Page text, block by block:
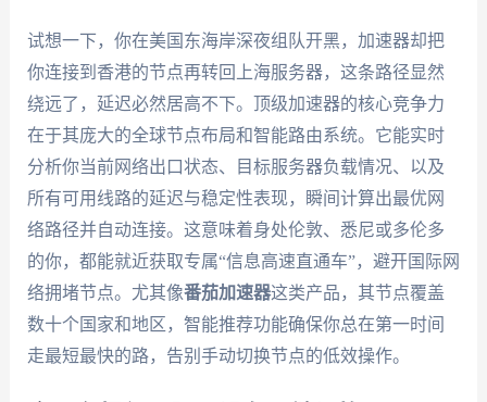
试想一下，你在美国东海岸深夜组队开黑，加速器却把
你连接到香港的节点再转回上海服务器，这条路径显然
绕远了，延迟必然居高不下。顶级加速器的核心竞争力
在于其庞大的全球节点布局和智能路由系统。它能实时
分析你当前网络出口状态、目标服务器负载情况、以及
所有可用线路的延迟与稳定性表现，瞬间计算出最优网
络路径并自动连接。这意味着身处伦敦、悉尼或多伦多
的你，都能就近获取专属“信息高速直通车”，避开国际网
络拥堵节点。尤其像番茄加速器这类产品，其节点覆盖
数十个国家和地区，智能推荐功能确保你总在第一时间
走最短最快的路，告别手动切换节点的低效操作。